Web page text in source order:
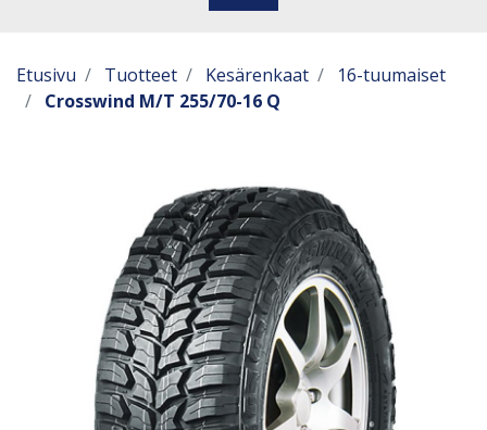
Etusivu Tuotteet Kesärenkaat
16-tuumaiset
Crosswind M/T 255/70-16 Q